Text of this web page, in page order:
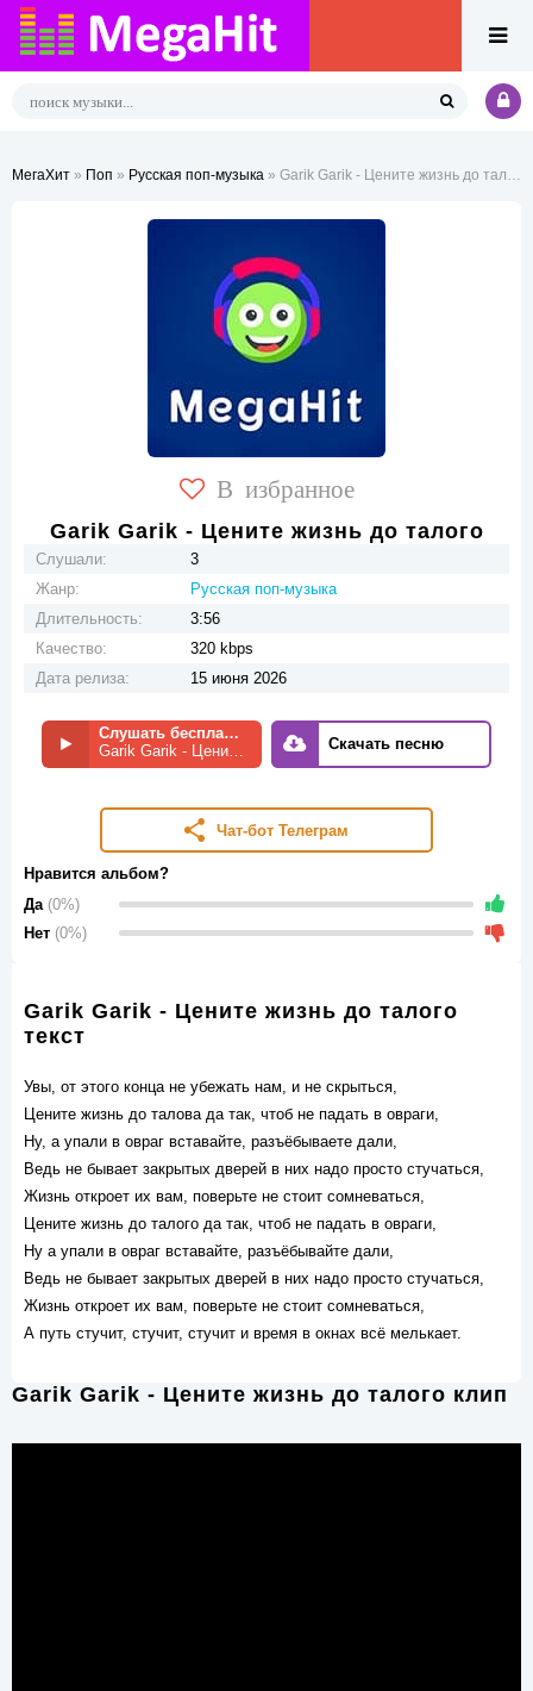
МегаХит » Поп » Русская поп-музыка » Garik Garik - Цените жизнь до талого
В избранное
Garik Garik - Цените жизнь до талого
Слушали:
3
Жанр:
Русская поп-музыка
Длительность:
3:56
Качество:
320 kbps
Дата релиза:
15 июня 2026
Слушать бесплатно
Garik Garik - Цените жизнь до талого
Скачать песню
Чат-бот Телеграм
Нравится альбом?
Да (0%)
Нет (0%)
Garik Garik - Цените жизнь до талого
текст
Увы, от этого конца не убежать нам, и не скрыться,
Цените жизнь до талова да так, чтоб не падать в овраги,
Ну, а упали в овраг вставайте, разъёбываете дали,
Ведь не бывает закрытых дверей в них надо просто стучаться,
Жизнь откроет их вам, поверьте не стоит сомневаться,
Цените жизнь до талого да так, чтоб не падать в овраги,
Ну а упали в овраг вставайте, разъёбывайте дали,
Ведь не бывает закрытых дверей в них надо просто стучаться,
Жизнь откроет их вам, поверьте не стоит сомневаться,
А путь стучит, стучит, стучит и время в окнах всё мелькает.
Garik Garik - Цените жизнь до талого клип